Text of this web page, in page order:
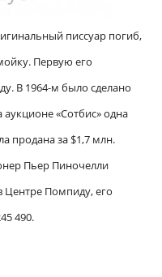
писсуар погиб,
Первую его
В 1964-м было сделано
«Сотбис» одна
продана за $1,7 млн.
Пьер Пиночелли
Помпиду, его
490.